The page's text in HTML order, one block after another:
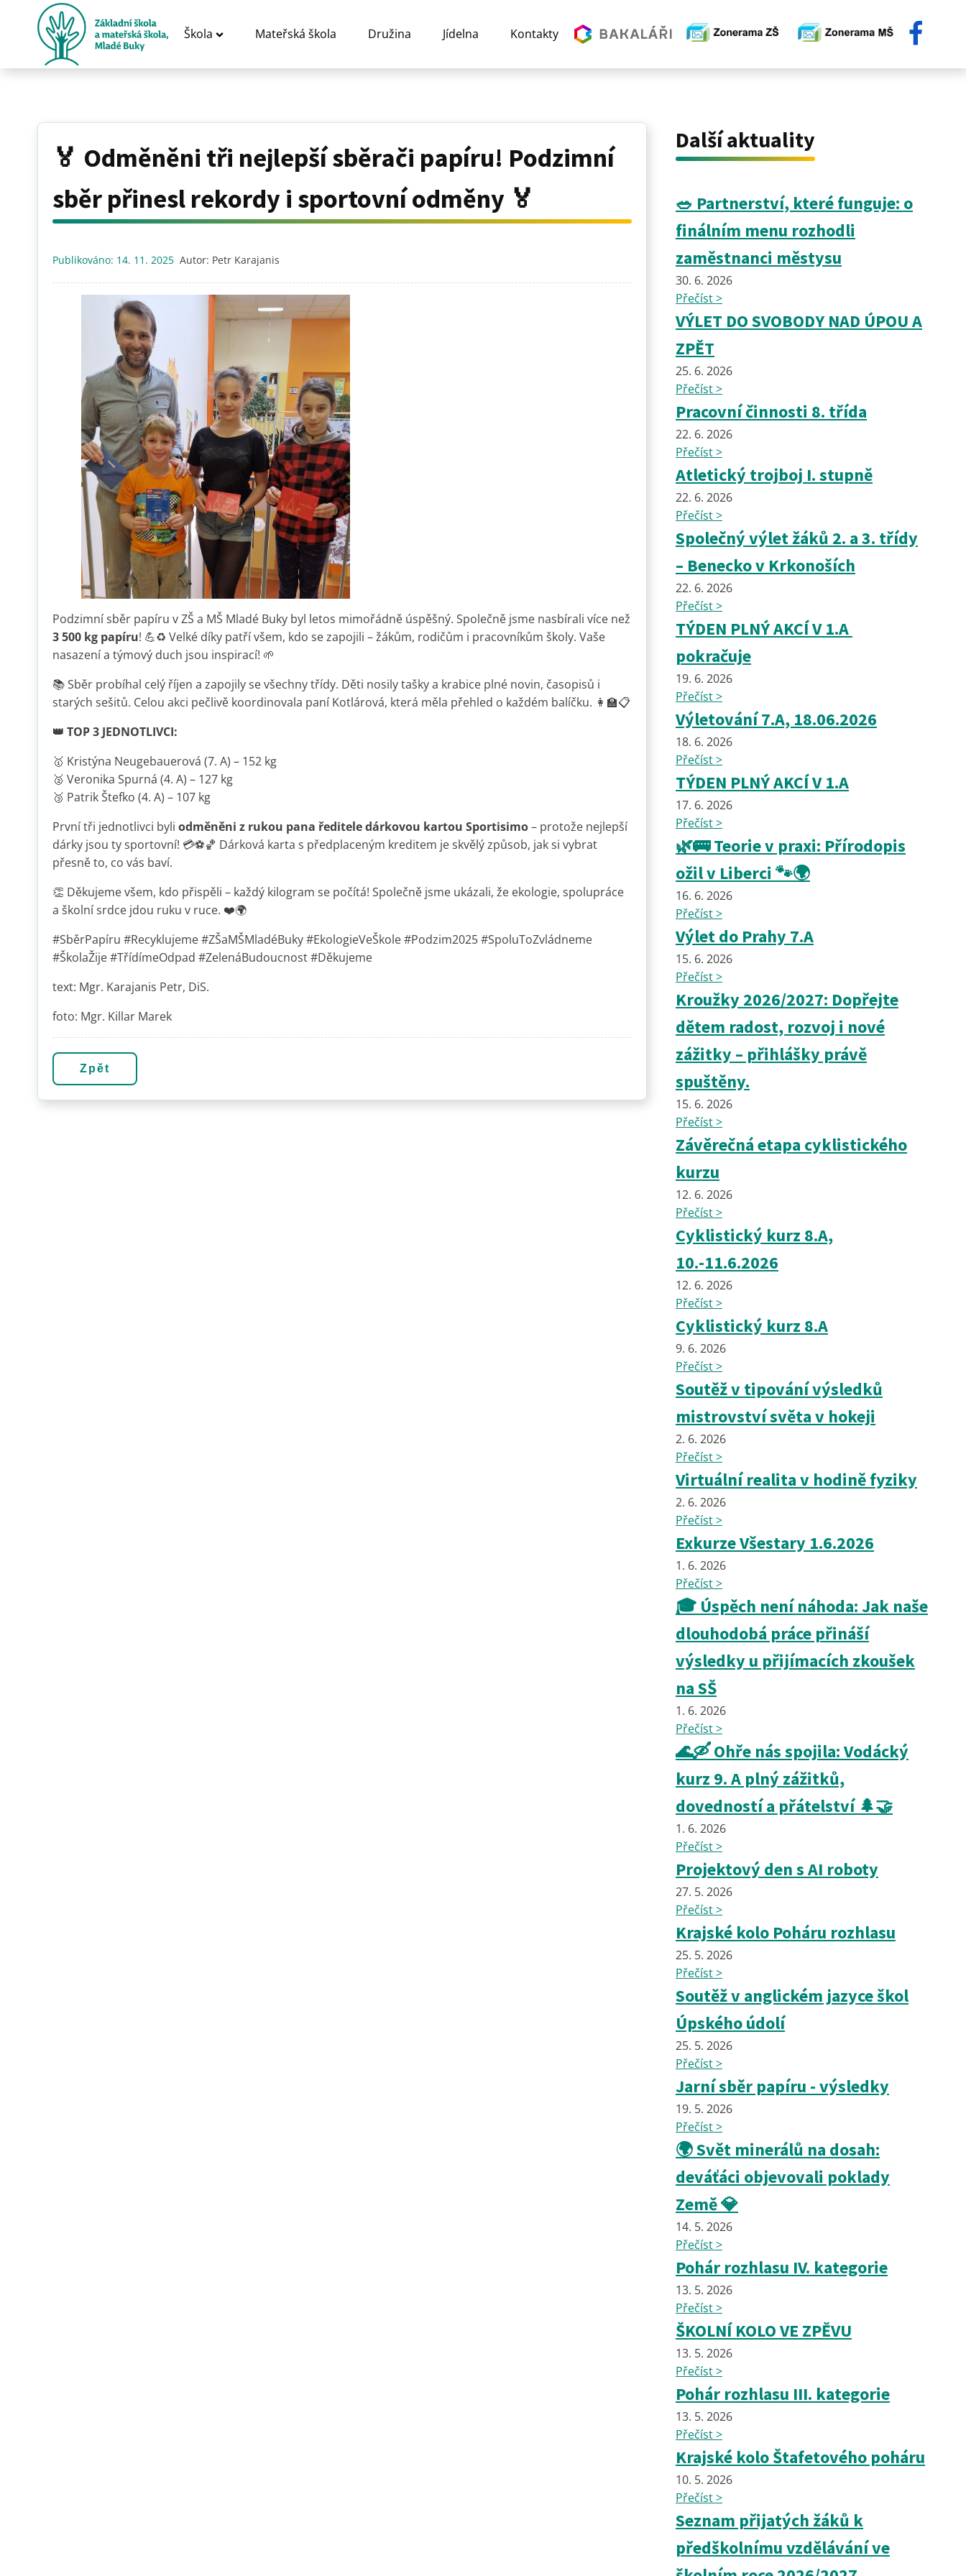
Škola Mateřská škola Družina Jídelna Kontakty
🏅 Odměněni tři nejlepší sběrači papíru! Podzimní
sběr přinesl rekordy i sportovní odměny 🏅
Publikováno: 14. 11. 2025 Autor: Petr Karajanis
Podzimní sběr papíru v ZŠ a MŠ Mladé Buky byl letos mimořádně úspěšný. Společně jsme nasbírali více než
3 500 kg papíru! 💪♻️ Velké díky patří všem, kdo se zapojili – žákům, rodičům i pracovníkům školy. Vaše
nasazení a týmový duch jsou inspirací! 🌱
📚 Sběr probíhal celý říjen a zapojily se všechny třídy. Děti nosily tašky a krabice plné novin, časopisů i
starých sešitů. Celou akci pečlivě koordinovala paní Kotlárová, která měla přehled o každém balíčku. 👩‍🏫📋
👑 TOP 3 JEDNOTLIVCI:
🥇 Kristýna Neugebauerová (7. A) – 152 kg
🥈 Veronika Spurná (4. A) – 127 kg
🥉 Patrik Štefko (4. A) – 107 kg
První tři jednotlivci byli odměněni z rukou pana ředitele dárkovou kartou Sportisimo– protože nejlepší
dárky jsou ty sportovní! 💳⚽🏀 Dárková karta s předplaceným kreditem je skvělý způsob, jak si vybrat
přesně to, co vás baví.
👏 Děkujeme všem, kdo přispěli – každý kilogram se počítá! Společně jsme ukázali, že ekologie, spolupráce
a školní srdce jdou ruku v ruce. ❤️🌍
#SběrPapíru #Recyklujeme #ZŠaMŠMladéBuky #EkologieVeŠkole #Podzim2025 #SpoluToZvládneme
#ŠkolaŽije #TřídímeOdpad #ZelenáBudoucnost #Děkujeme
text: Mgr. Karajanis Petr, DiS.
foto: Mgr. Killar Marek
Zpět
Další aktuality
🥗 Partnerství, které funguje: o
finálním menu rozhodli
zaměstnanci městysu
30. 6. 2026
Přečíst >
VÝLET DO SVOBODY NAD ÚPOU A
ZPĚT
25. 6. 2026
Přečíst >
Pracovní činnosti 8. třída
22. 6. 2026
Přečíst >
Atletický trojboj I. stupně
22. 6. 2026
Přečíst >
Společný výlet žáků 2. a 3. třídy
– Benecko v Krkonoších
22. 6. 2026
Přečíst >
TÝDEN PLNÝ AKCÍ V 1.A
pokračuje
19. 6. 2026
Přečíst >
Výletování 7.A, 18.06.2026
18. 6. 2026
Přečíst >
TÝDEN PLNÝ AKCÍ V 1.A
17. 6. 2026
Přečíst >
🌿🚌 Teorie v praxi: Přírodopis
ožil v Liberci 🐾🌍
16. 6. 2026
Přečíst >
Výlet do Prahy 7.A
15. 6. 2026
Přečíst >
Kroužky 2026/2027: Dopřejte
dětem radost, rozvoj i nové
zážitky – přihlášky právě
spuštěny.
15. 6. 2026
Přečíst >
Závěrečná etapa cyklistického
kurzu
12. 6. 2026
Přečíst >
Cyklistický kurz 8.A,
10.-11.6.2026
12. 6. 2026
Přečíst >
Cyklistický kurz 8.A
9. 6. 2026
Přečíst >
Soutěž v tipování výsledků
mistrovství světa v hokeji
2. 6. 2026
Přečíst >
Virtuální realita v hodině fyziky
2. 6. 2026
Přečíst >
Exkurze Všestary 1.6.2026
1. 6. 2026
Přečíst >
🎓 Úspěch není náhoda: Jak naše
dlouhodobá práce přináší
výsledky u přijímacích zkoušek
na SŠ
1. 6. 2026
Přečíst >
🌊🛶 Ohře nás spojila: Vodácký
kurz 9. A plný zážitků,
dovedností a přátelství 🌲🤝
1. 6. 2026
Přečíst >
Projektový den s AI roboty
27. 5. 2026
Přečíst >
Krajské kolo Poháru rozhlasu
25. 5. 2026
Přečíst >
Soutěž v anglickém jazyce škol
Úpského údolí
25. 5. 2026
Přečíst >
Jarní sběr papíru - výsledky
19. 5. 2026
Přečíst >
🌍 Svět minerálů na dosah:
deváťáci objevovali poklady
Země 💎
14. 5. 2026
Přečíst >
Pohár rozhlasu IV. kategorie
13. 5. 2026
Přečíst >
ŠKOLNÍ KOLO VE ZPĚVU
13. 5. 2026
Přečíst >
Pohár rozhlasu III. kategorie
13. 5. 2026
Přečíst >
Krajské kolo Štafetového poháru
10. 5. 2026
Přečíst >
Seznam přijatých žáků k
předškolnímu vzdělávání ve